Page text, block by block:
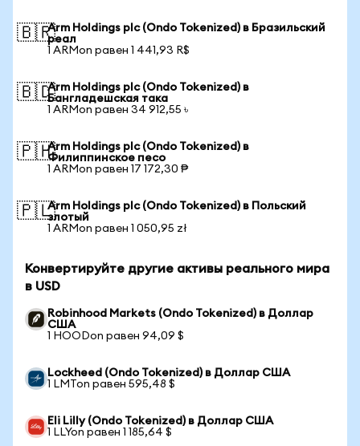
🇧🇷Arm Holdings plc (Ondo Tokenized) в Бразильский
реал
1 ARMon равен 1 441,93 R$
🇧🇩Arm Holdings plc (Ondo Tokenized) в
Бангладешская така
1 ARMon равен 34 912,55 ৳
🇵🇭Arm Holdings plc (Ondo Tokenized) в
Филиппинское песо
1 ARMon равен 17 172,30 ₱
🇵🇱Arm Holdings plc (Ondo Tokenized) в Польский
злотый
1 ARMon равен 1 050,95 zł
Конвертируйте другие активы реального мира
в USD
Robinhood Markets (Ondo Tokenized) в Доллар
США
1 HOODon равен 94,09 $
Lockheed (Ondo Tokenized) в Доллар США
1 LMTon равен 595,48 $
Eli Lilly (Ondo Tokenized) в Доллар США
1 LLYon равен 1 185,64 $